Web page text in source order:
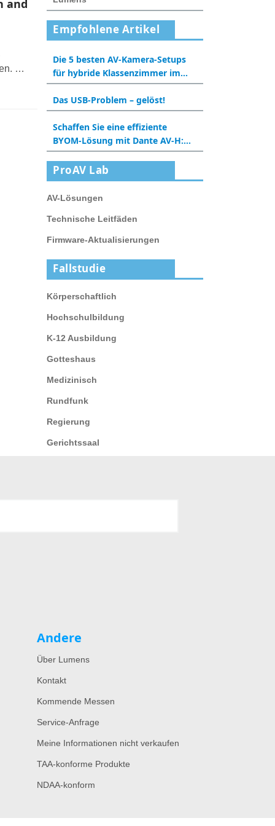
and
Mit
Empfohlene Artikel
Die 5 besten AV-Kamera-Setups
für hybride Klassenzimmer im
Jahr 2025
Das USB-Problem – gelöst!
Schaffen Sie eine effiziente
BYOM-Lösung mit Dante AV-H:
Eine neue Erfahrung für
Besprechungsräume und
Klassenzimmer
ProAV Lab
AV-Lösungen
Technische Leitfäden
Firmware-Aktualisierungen
Fallstudie
Körperschaftlich
Hochschulbildung
K-12 Ausbildung
Gotteshaus
Medizinisch
Rundfunk
Regierung
Gerichtssaal
Andere
Über Lumens
Kontakt
Kommende Messen
Service-Anfrage
Meine Informationen nicht verkaufen
TAA-konforme Produkte
NDAA-konform